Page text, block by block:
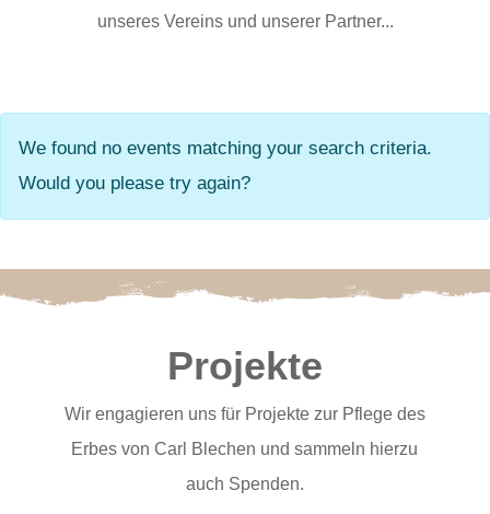
unseres Vereins und unserer Partner...
We found no events matching your search criteria.
Would you please try again?
Projekte
Wir engagieren uns für Projekte zur Pflege des
Erbes von Carl Blechen und sammeln hierzu
auch Spenden.